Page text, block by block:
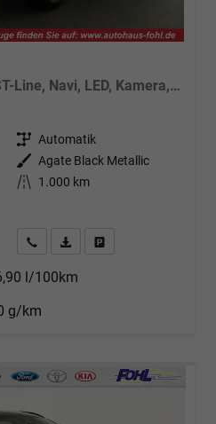
ST-Line 1.5 EcoBoost ST-Line, Navi, LED, Kamera, Winter, FS beheizbar
Getriebe Automatik
Außenfarbe Agate Black Metallic
Kilometerstand
1.000 km
Angebot anfordern
Fahrzeugexpose (PDF)
l/100km
g/km